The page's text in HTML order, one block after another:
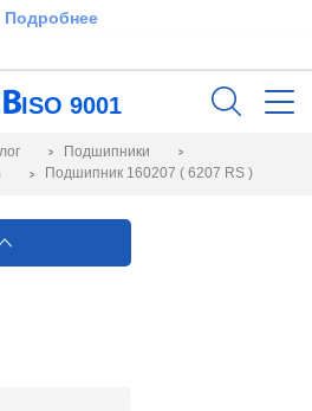
Подробнее
ISO 9001
Подшипники
Подшипник 160207 ( 6207 RS )